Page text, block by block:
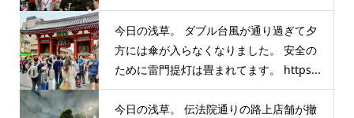
今日の浅草。 ダブル台風が通り過ぎて夕
方には傘が入らなくなりました。 安全の
ために雷門提灯は畳まれてます。 https...
今日の浅草。 伝法院通りの路上店舗が撤